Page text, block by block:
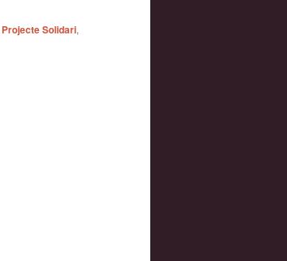
Projecte Solidari,